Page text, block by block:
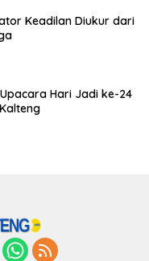
Keadilan Diukur dari
Hari Jadi ke-24